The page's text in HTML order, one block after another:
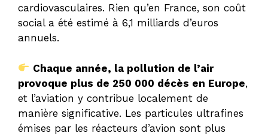
cardiovasculaires. Rien qu’en France, son coût
social a été estimé à 6,1 milliards d’euros
annuels.
Chaque année, la pollution de l’air
provoque plus de 250 000 décès en Europe,
et l’aviation y contribue localement de
manière significative. Les particules ultrafines
émises par les réacteurs d’avion sont plus